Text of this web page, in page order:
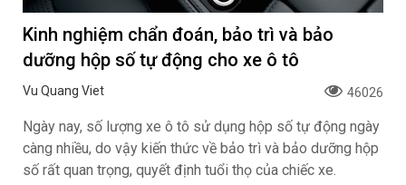
Kinh nghiệm chẩn đoán, bảo trì và bảo
dưỡng hộp số tự động cho xe ô tô
Vu Quang Viet 46026
Ngày nay, số lượng xe ô tô sử dụng hộp số tự động ngày
càng nhiều, do vậy kiến thức về bảo trì và bảo dưỡng hộp
số rất quan trọng, quyết định tuổi thọ của chiếc xe.